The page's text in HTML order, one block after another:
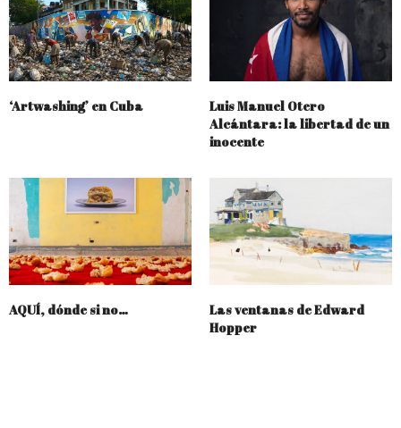
‘Artwashing’ en Cuba
Luis Manuel Otero
Alcántara: la libertad de un
inocente
AQUÍ, dónde si no…
Las ventanas de Edward
Hopper